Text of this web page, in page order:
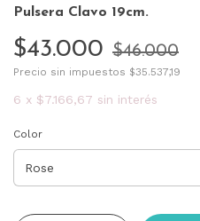
Pulsera Clavo 19cm.
$43.000 $46.000
Precio sin impuestos $35.537,19
6 x $7.166,67 sin interés
Color